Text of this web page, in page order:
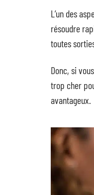
L’un des
résoudre
toutes
Donc, si
trop cher
avantageux.